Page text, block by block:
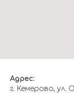
Адрес:
г. Кемерово, ул.